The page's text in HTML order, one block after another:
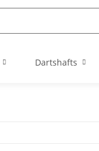
Dartshafts